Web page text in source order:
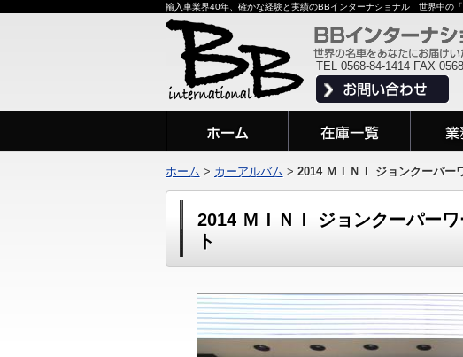
輸入車業界40年、確かな経験と実績のBBインターナショナル 世界中の
TEL 0568-84-1414 FAX
2014 ＭＩＮＩ ジョンクーパー
ト
ホーム > カーアルバム > 2014 ＭＩＮＩ ジョンクーパ